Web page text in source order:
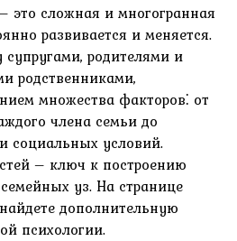
сложная и многогранная
развивается и меняется.
родителями и
родственниками,
множества факторов⁚ от
члена семьи до
социальных условий.
– ключ к построению
уз. На странице
дополнительную
психологии.